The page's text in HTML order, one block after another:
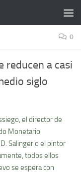
0
reducen a casi
siglo
el director de
Monetario
Salinger o el pintor
todos ellos
se espera con